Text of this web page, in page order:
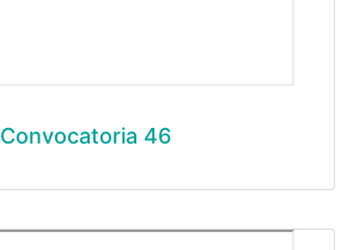
Convocatoria 46